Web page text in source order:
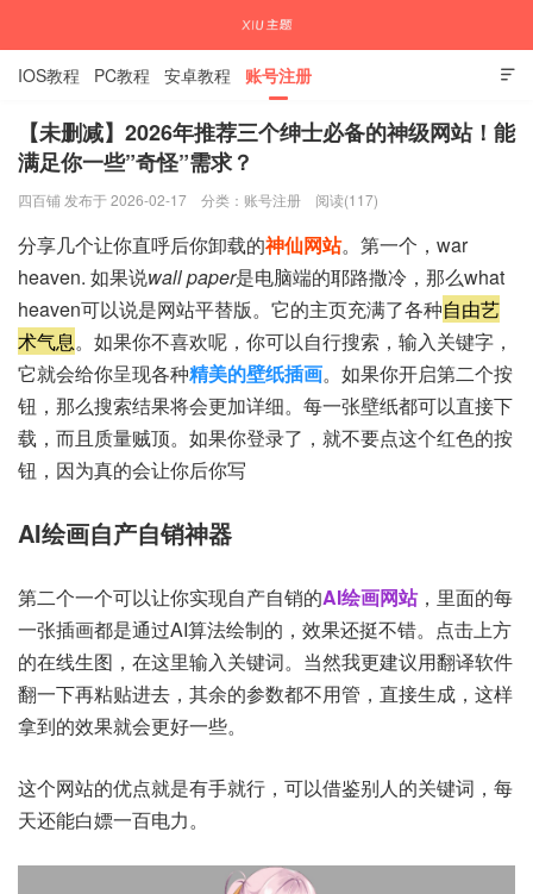
国内外APP下载注册教程

IOS教程 PC教程 安卓教程 账号注册
【未删减】2026年推荐三个绅士必备的神级网站！能
满足你一些”奇怪”需求？
四百铺 发布于 2026-02-17 分类： 账号注册 阅读(117)
分享几个让你直呼后你卸载的神仙网站。第一个，war
heaven. 如果说wall paper是电脑端的耶路撒冷，那么what
heaven可以说是网站平替版。它的主页充满了各种自由艺
术气息。如果你不喜欢呢，你可以自行搜索，输入关键字，
它就会给你呈现各种精美的壁纸插画。如果你开启第二个按
钮，那么搜索结果将会更加详细。每一张壁纸都可以直接下
载，而且质量贼顶。如果你登录了，就不要点这个红色的按
钮，因为真的会让你后你写
AI绘画自产自销神器
第二个一个可以让你实现自产自销的AI绘画网站，里面的每
一张插画都是通过AI算法绘制的，效果还挺不错。点击上方
的在线生图，在这里输入关键词。当然我更建议用翻译软件
翻一下再粘贴进去，其余的参数都不用管，直接生成，这样
拿到的效果就会更好一些。
这个网站的优点就是有手就行，可以借鉴别人的关键词，每
天还能白嫖一百电力。